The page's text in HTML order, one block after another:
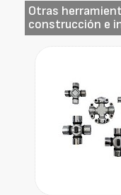
Otras
construcción e